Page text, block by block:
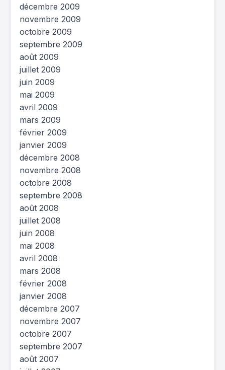
décembre 2009
novembre 2009
octobre 2009
septembre 2009
août 2009
juillet 2009
juin 2009
mai 2009
avril 2009
mars 2009
février 2009
janvier 2009
décembre 2008
novembre 2008
octobre 2008
septembre 2008
août 2008
juillet 2008
juin 2008
mai 2008
avril 2008
mars 2008
février 2008
janvier 2008
décembre 2007
novembre 2007
octobre 2007
septembre 2007
août 2007